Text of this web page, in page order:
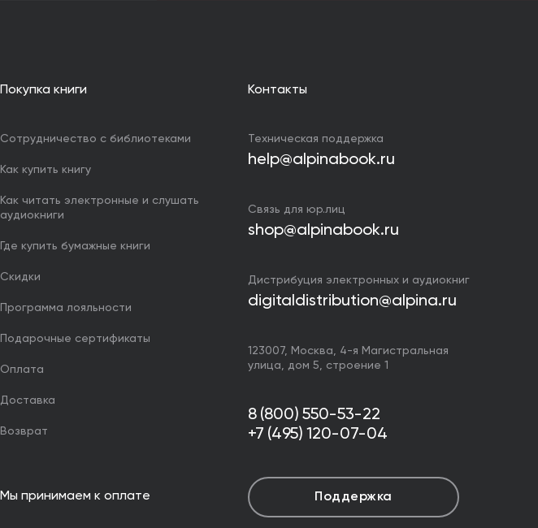
Покупка книги
Сотрудничество с библиотеками
Как купить книгу
Как читать электронные и слушать
аудиокниги
Где купить бумажные книги
Скидки
Программа лояльности
Подарочные сертификаты
Оплата
Доставка
Возврат
Мы принимаем к оплате
Контакты
Техническая поддержка
help@alpinabook.ru
Связь для юр.лиц
shop@alpinabook.ru
Дистрибуция электронных и аудиокниг
digitaldistribution@alpina.ru
123007, Москва, 4-я Магистральная
улица, дом 5, строение 1
8 (800) 550-53-22
+7 (495) 120-07-04
Поддержка